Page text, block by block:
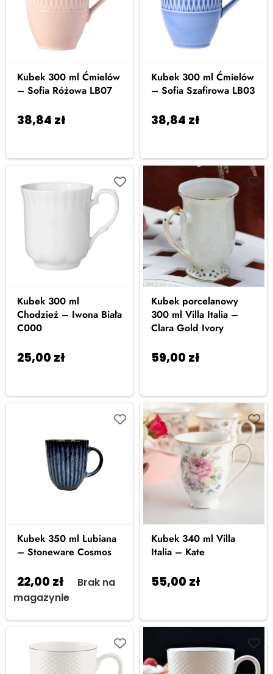
Kubek 300 ml Ćmielów
– Sofia Różowa LB07
38,84 zł
Kubek 300 ml Ćmielów
– Sofia Szafirowa LB03
38,84 zł
Kubek 300 ml
Chodzież – Iwona Biała
C000
25,00 zł
Kubek porcelanowy
300 ml Villa Italia –
Clara Gold Ivory
59,00 zł
Kubek 350 ml Lubiana
– Stoneware Cosmos
22,00 zł
Brak na
magazynie
Kubek 340 ml Villa
Italia – Kate
55,00 zł